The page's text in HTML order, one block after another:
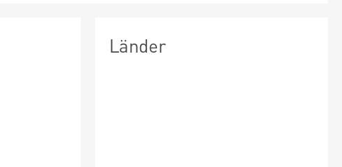
Länder